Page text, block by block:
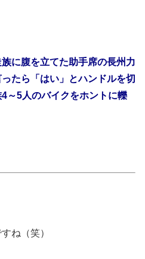
に腹を立てた助手席の長州力
たら「はい」とハンドルを切
～5人のバイクをホントに轢
ね（笑）